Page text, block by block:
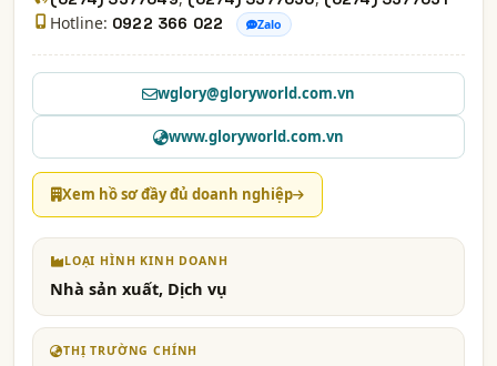
Hotline: 0922 366 022 Zalo
wglory@gloryworld.com.vn
www.gloryworld.com.vn
Xem hồ sơ đầy đủ doanh nghiệp
LOẠI HÌNH KINH DOANH
Nhà sản xuất, Dịch vụ
THỊ TRƯỜNG CHÍNH